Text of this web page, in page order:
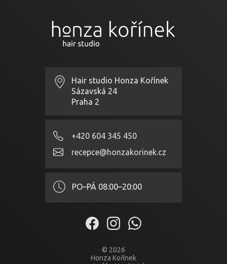
Hair studio Honza Kořínek
Sázavská 24
Praha 2
+420 604 345 450
recepce@honzakorinek.cz
PO–PÁ 08:00–20:00
© 2026
Honza Kořínek